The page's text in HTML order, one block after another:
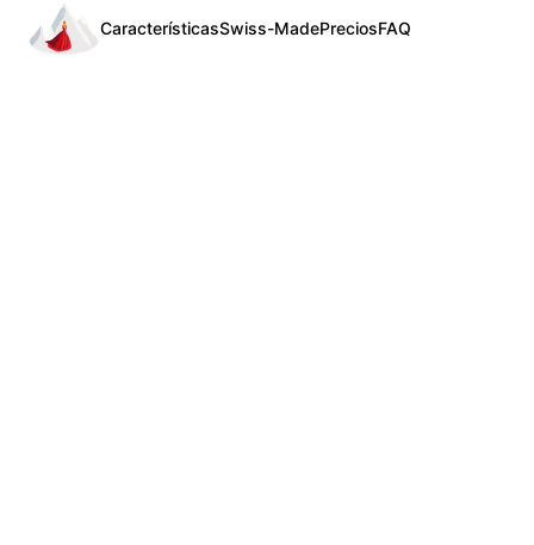
CaracterísticasSwiss-MadePreciosFAQ